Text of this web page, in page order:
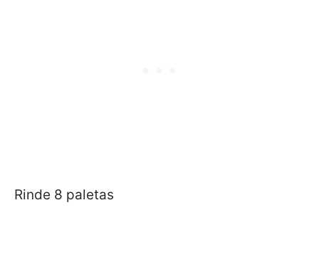
Rinde 8 paletas